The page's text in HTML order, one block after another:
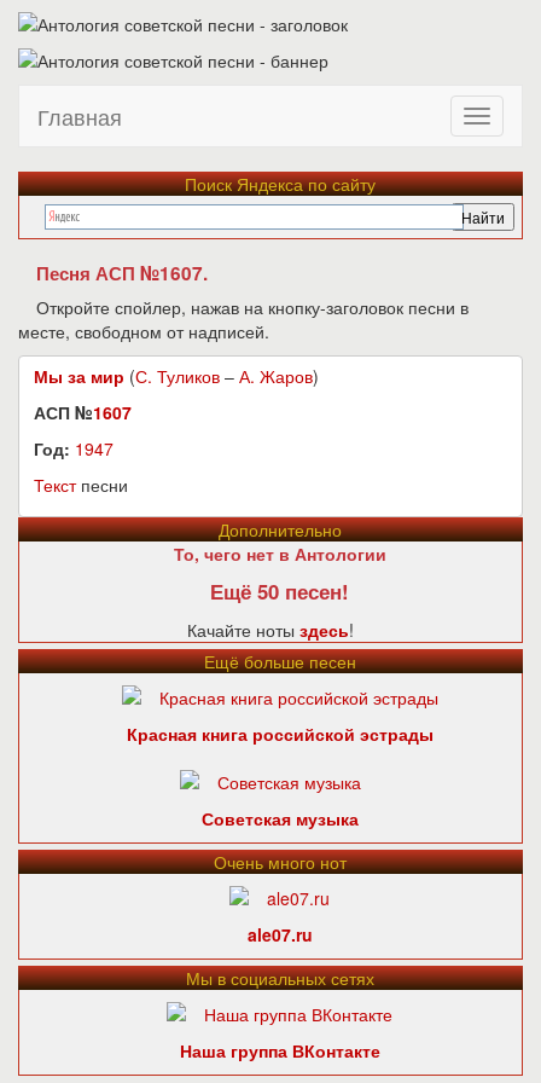
Главная
Поиск Яндекса по сайту
Песня АСП №1607.
Откройте спойлер, нажав на кнопку-заголовок песни в
месте, свободном от надписей.
Мы за мир (С. Туликов – А. Жаров)
АСП №1607
Год: 1947
Текстпесни
Дополнительно
То, чего нет в Антологии
Ещё 50 песен!
Качайте ноты здесь!
Ещё больше песен
Красная книга российской эстрады
Советская музыка
Очень много нот
ale07.ru
Мы в социальных сетях
Наша группа ВКонтакте